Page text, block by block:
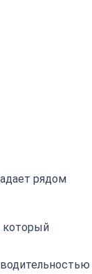
рядом
который